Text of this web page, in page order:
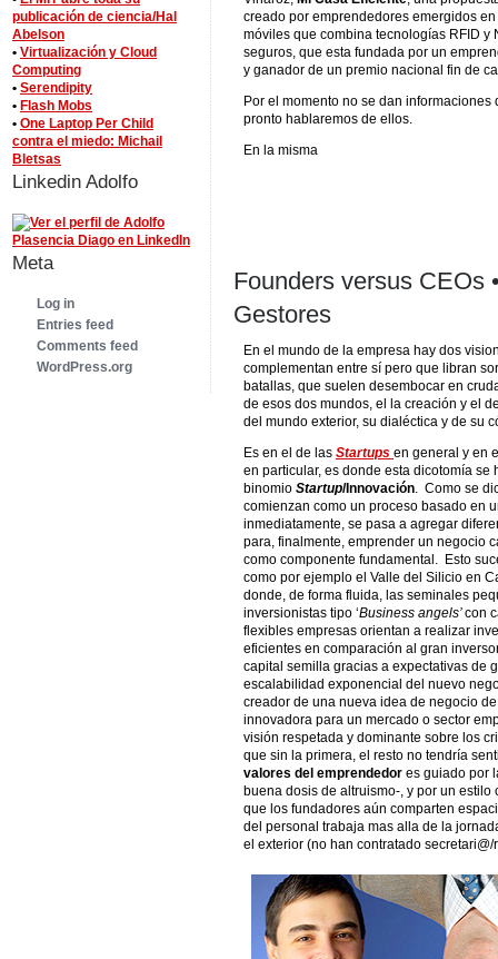
creado por emprendedores emergidos
móviles que combina tecnologías RFID y
seguros, que esta fundada por un
y ganador de un premio nacional fin de
Por el momento no se dan
pronto hablaremos de ellos.
En la misma
Founders versus CEOs
Gestores
En el mundo de la empresa hay dos
complementan entre sí pero que libran
batallas, que suelen desembocar en
de esos dos mundos, el la creación y el
del mundo exterior, su dialéctica y de su
Es en el de las Startups en general y en
en particular, es donde esta dicotomía se
binomio Startup/Innovación. Como se
comienzan como un proceso basado en
inmediatamente, se pasa a agregar
para, finalmente, emprender un negocio
como componente fundamental. Esto
como por ejemplo el Valle del Silicio en
donde, de forma fluida, las seminales
inversionistas tipo ‘Business angels’con
flexibles empresas orientan a realizar
eficientes en comparación al gran
capital semilla gracias a expectativas de
escalabilidad exponencial del nuevo
creador de una nueva idea de negocio
innovadora para un mercado o sector
visión respetada y dominante sobre los
que sin la primera, el resto no tendría
valores del emprendedor es guiado por
buena dosis de altruismo-, y por un
que los fundadores aún comparten
del personal trabaja mas alla de la
el exterior (no han contratado
publicación de ciencia/Hal
Abelson
• Virtualización y Cloud
Computing
• Serendipity
• Flash Mobs
• One Laptop Per Child
contra el miedo: Michail
Bletsas
Linkedin Adolfo
Meta
Log in
Entries feed
Comments feed
WordPress.org